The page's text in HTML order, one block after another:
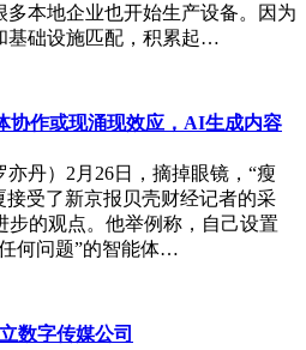
本地企业也开始生产设备。因为
基础设施匹配，积累起…
协作或现涌现效应，AI生成内容
丹）2月26日，摘掉眼镜，“瘦
接受了新京报贝壳财经记者的采
的观点。他举例称，自己设置
何问题”的智能体…
数字传媒公司